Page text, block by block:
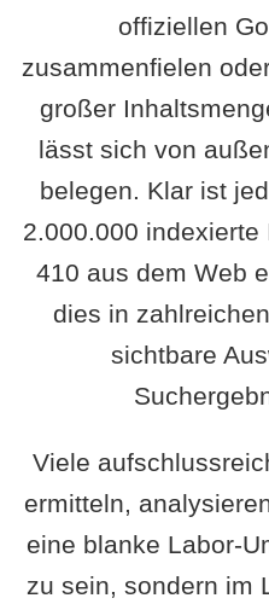
offiziellen
zusammenfielen
großer
lässt sich von
belegen. Klar ist
2.000.000
410 aus dem Web
dies in
sichtbare
Viele
ermitteln,
eine blanke Labor-
zu sein, sondern im